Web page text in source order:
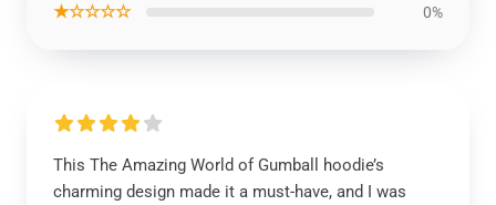
★☆☆☆☆ 0%
This The Amazing World of Gumball hoodie’s
charming design made it a must-have, and I was